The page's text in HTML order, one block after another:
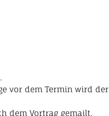
vor dem Termin wird der
dem Vortrag gemailt.